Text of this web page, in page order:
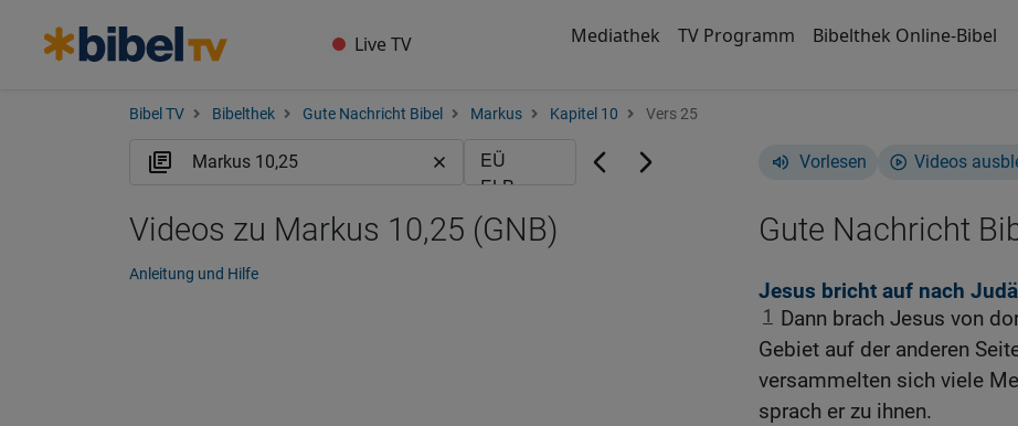
Live TV Mediathek TV Programm Bibelthek Online-Bibel
Bibel TV Bibelthek Gute Nachricht Bibel Markus Kapitel 10 Vers 25
Vorlesen Videos
Gute Nachricht
Jesus bricht auf nach
1
Dann brach Jesus von
Gebiet auf der anderen
versammelten sich viele
sprach er zu ihnen.
Videos zu Markus 10,25 (GNB)
Anleitung und Hilfe